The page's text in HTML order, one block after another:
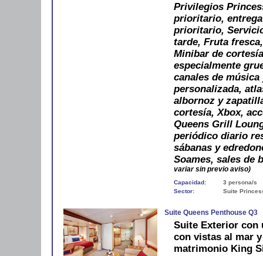
Privilegios
prioritario,
prioritario,
tarde, Fruta
Minibar de
especialmente
canales de
personalizada,
albornoz y
cortesía, Xbox,
Queens Grill
periódico diario
sábanas y
Soames, sales de
variar sin previo aviso)
Capacidad:
3 persona/s
Sector:
Suite
Suite Queens Penthouse Q3
Suite Exterior con
con vistas al mar
matrimonio King